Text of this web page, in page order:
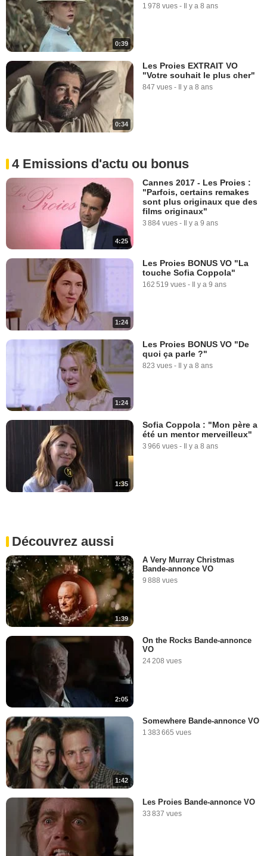
0:39
1 978 vues - Il y a 8 ans
0:34
Les Proies EXTRAIT VO
"Votre souhait le plus cher"
847 vues - Il y a 8 ans
4 Emissions d'actu ou bonus
4:25
Cannes 2017 - Les Proies :
"Parfois, certains remakes
sont plus originaux que des
films originaux"
3 884 vues - Il y a 9 ans
1:24
Les Proies BONUS VO "La
touche Sofia Coppola"
162 519 vues - Il y a 9 ans
1:24
Les Proies BONUS VO "De
quoi ça parle ?"
823 vues - Il y a 8 ans
1:35
Sofia Coppola : "Mon père a
été un mentor merveilleux"
3 966 vues - Il y a 8 ans
Découvrez aussi
1:39
A Very Murray Christmas
Bande-annonce VO
9 888 vues
2:05
On the Rocks Bande-annonce
VO
24 208 vues
1:42
Somewhere Bande-annonce VO
1 383 665 vues
Les Proies Bande-annonce VO
33 837 vues